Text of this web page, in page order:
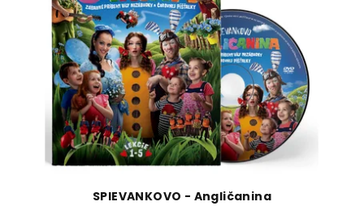
SPIEVANKOVO - Angličanina